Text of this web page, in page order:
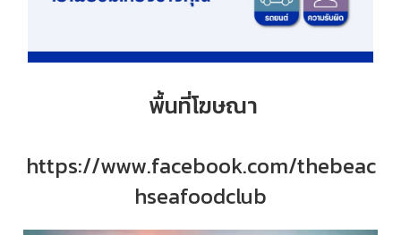
พื้นที่โฆษณา
https://www.facebook.com/thebeac
hseafoodclub